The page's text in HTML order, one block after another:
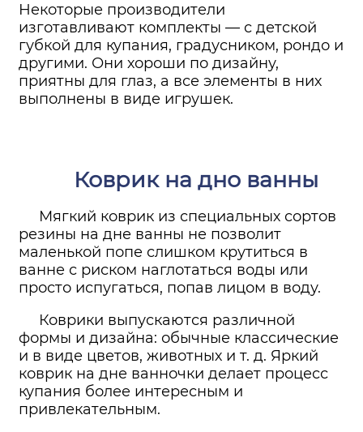
Некоторые производители
изготавливают комплекты — с детской
губкой для купания, градусником, рондо и
другими. Они хороши по дизайну,
приятны для глаз, а все элементы в них
выполнены в виде игрушек.
Коврик на дно ванны
Мягкий коврик из специальных сортов
резины на дне ванны не позволит
маленькой попе слишком крутиться в
ванне с риском наглотаться воды или
просто испугаться, попав лицом в воду.
Коврики выпускаются различной
формы и дизайна: обычные классические
и в виде цветов, животных и т. д. Яркий
коврик на дне ванночки делает процесс
купания более интересным и
привлекательным.